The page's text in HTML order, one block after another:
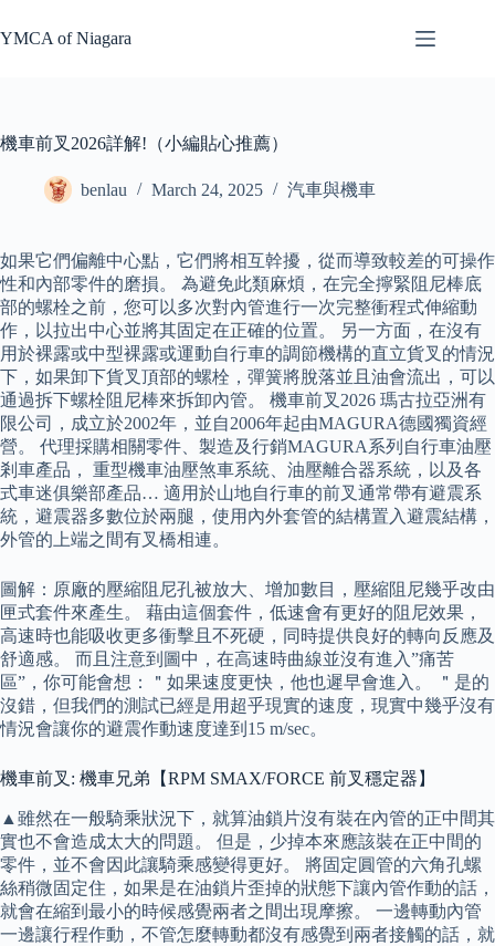
to
content
YMCA of Niagara
機車前叉2026詳解!（小編貼心推薦）
benlau March 24, 2025 汽車與機車
如果它們偏離中心點，它們將相互幹擾，從而導致較差的可操作
性和內部零件的磨損。 為避免此類麻煩，在完全擰緊阻尼棒底
部的螺栓之前，您可以多次對內管進行一次完整衝程式伸縮動
作，以拉出中心並將其固定在正確的位置。 另一方面，在沒有
用於裸露或中型裸露或運動自行車的調節機構的直立貨叉的情況
下，如果卸下貨叉頂部的螺栓，彈簧將脫落並且油會流出，可以
通過拆下螺栓阻尼棒來拆卸內管。 機車前叉2026 瑪古拉亞洲有
限公司，成立於2002年，並自2006年起由MAGURA德國獨資經
營。 代理採購相關零件、製造及行銷MAGURA系列自行車油壓
剎車產品， 重型機車油壓煞車系統、油壓離合器系統，以及各
式車迷俱樂部產品… 適用於山地自行車的前叉通常帶有避震系
統，避震器多數位於兩腿，使用內外套管的結構置入避震結構，
外管的上端之間有叉橋相連。
圖解：原廠的壓縮阻尼孔被放大、增加數目，壓縮阻尼幾乎改由
匣式套件來產生。 藉由這個套件，低速會有更好的阻尼效果，
高速時也能吸收更多衝擊且不死硬，同時提供良好的轉向反應及
舒適感。 而且注意到圖中，在高速時曲線並沒有進入”痛苦
區”，你可能會想：＂如果速度更快，他也遲早會進入。 ＂是的
沒錯，但我們的測試已經是用超乎現實的速度，現實中幾乎沒有
情況會讓你的避震作動速度達到15 m/sec。
機車前叉: 機車兄弟【RPM SMAX/FORCE 前叉穩定器】
▲雖然在一般騎乘狀況下，就算油鎖片沒有裝在內管的正中間其
實也不會造成太大的問題。 但是，少掉本來應該裝在正中間的
零件，並不會因此讓騎乘感變得更好。 將固定圓管的六角孔螺
絲稍微固定住，如果是在油鎖片歪掉的狀態下讓內管作動的話，
就會在縮到最小的時候感覺兩者之間出現摩擦。 一邊轉動內管
一邊讓行程作動，不管怎麼轉動都沒有感覺到兩者接觸的話，就